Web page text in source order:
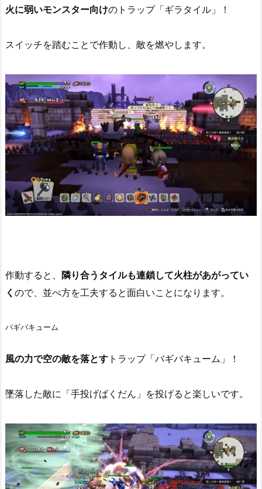
火に弱いモンスター向けのトラップ「ギラタイル」！
スイッチを踏むことで作動し、敵を燃やします。
作動すると、 隣り合うタイルも連鎖して火柱があがってい
く ので、並べ方を工夫すると面白いことになります。
バギバキューム
風の力で空の敵を落とす トラップ「バギバキューム」！
墜落した敵に「手投げばくだん」を投げると楽しいです。